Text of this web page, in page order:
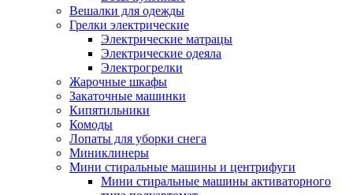
Вешалки для одежды
Грелки электрические
Электрические матрацы
Электрические одеяла
Электрогрелки
Жарочные шкафы
Закаточные машинки
Кипятильники
Комоды
Лопаты для уборки снега
Миниклинеры
Мини стиральные машины и центрифуги
Мини стиральные машины активаторного